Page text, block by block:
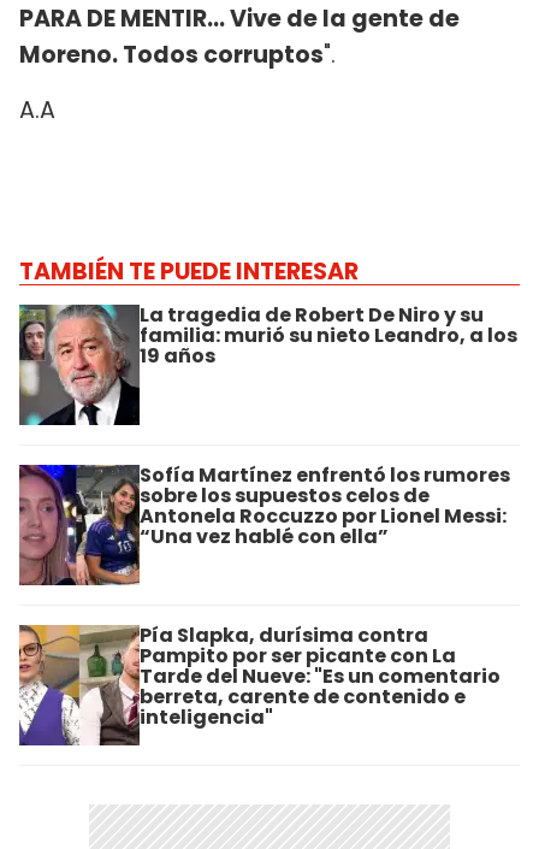
PARA DE MENTIR… Vive de la gente de
Moreno. Todos corruptos".
A.A
TAMBIÉN TE PUEDE INTERESAR
La tragedia de Robert De Niro y su
familia: murió su nieto Leandro, a los
19 años
Sofía Martínez enfrentó los rumores
sobre los supuestos celos de
Antonela Roccuzzo por Lionel Messi:
“Una vez hablé con ella”
Pía Slapka, durísima contra
Pampito por ser picante con La
Tarde del Nueve: "Es un comentario
berreta, carente de contenido e
inteligencia"